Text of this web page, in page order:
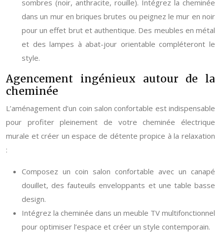
sombres (noir, anthracite, rouille). Intégrez la cheminée
dans un mur en briques brutes ou peignez le mur en noir
pour un effet brut et authentique. Des meubles en métal
et des lampes à abat-jour orientable compléteront le
style.
Agencement ingénieux autour de la
cheminée
L’aménagement d’un coin salon confortable est indispensable
pour profiter pleinement de votre cheminée électrique
murale et créer un espace de détente propice à la relaxation
:
Composez un coin salon confortable avec un canapé
douillet, des fauteuils enveloppants et une table basse
design.
Intégrez la cheminée dans un meuble TV multifonctionnel
pour optimiser l’espace et créer un style contemporain.